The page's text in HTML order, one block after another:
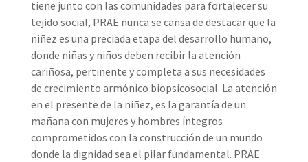
tiene junto con las comunidades para fortalecer su
tejido social, PRAE nunca se cansa de destacar que la
niñez es una preciada etapa del desarrollo humano,
donde niñas y niños deben recibir la atención
cariñosa, pertinente y completa a sus necesidades
de crecimiento armónico biopsicosocial. La atención
en el presente de la niñez, es la garantía de un
mañana con mujeres y hombres íntegros
comprometidos con la construcción de un mundo
donde la dignidad sea el pilar fundamental. PRAE